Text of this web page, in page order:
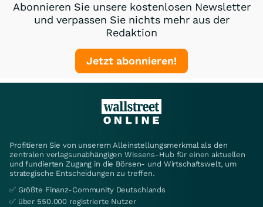
Abonnieren Sie unsere kostenlosen Newsletter
und verpassen Sie nichts mehr aus der
Redaktion
Jetzt abonnieren!
Profitieren Sie von unserem Alleinstellungsmerkmal als den
zentralen verlagsunabhängigen Wissens-Hub für einen aktuellen
und fundierten Zugang in die Börsen- und Wirtschaftswelt, um
strategische Entscheidungen zu treffen.
✅ Größte Finanz-Community Deutschlands
✅ über 550.000 registrierte Nutzer